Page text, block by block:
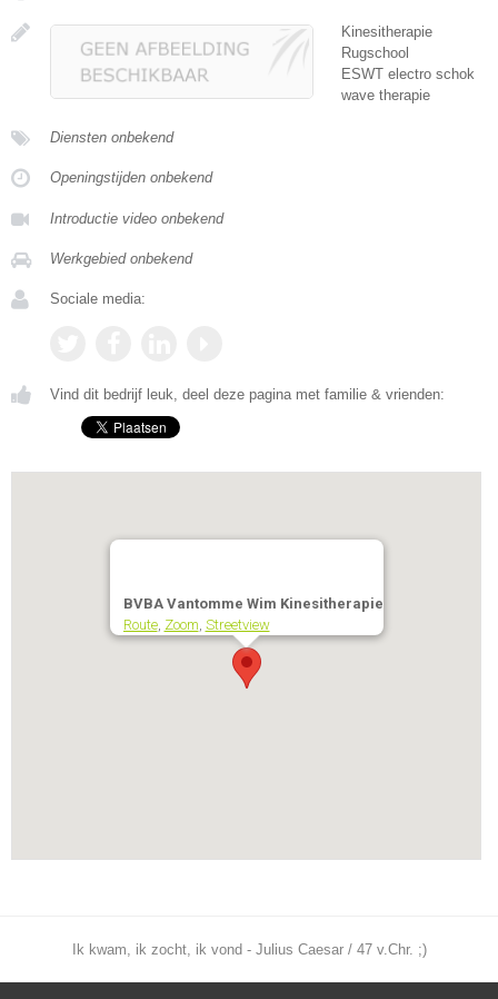
Kinesitherapie
Rugschool
ESWT electro schok
wave therapie
Diensten onbekend
Openingstijden onbekend
Introductie video onbekend
Werkgebied onbekend
Sociale media:
Vind dit bedrijf leuk, deel deze pagina met familie & vrienden:
BVBA Vantomme Wim Kinesitherapie
Route, Zoom, Streetview
Ik kwam, ik zocht, ik vond - Julius Caesar / 47 v.Chr. ;)